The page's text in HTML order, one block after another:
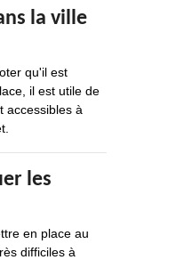
la ville
qu'il est
il est utile de
accessibles à
les
en place au
difficiles à